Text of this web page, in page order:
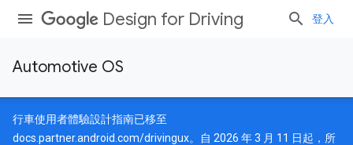
Design for Driving 登入
Automotive OS
行車使用者體驗設計指南已移至
docs.partner.android.com/drivingux。自 2026 年 3 月 11 日起，所